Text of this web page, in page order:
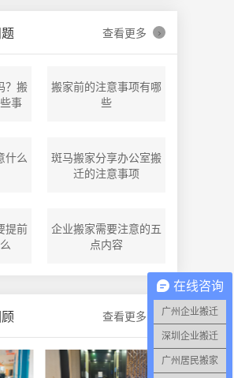
查看更多 ›
？搬
事
搬家前的注意事项有哪
些
什么
斑马搬家分享办公室搬
迁的注意事项
提前
企业搬家需要注意的五
点内容
查看更多
在线咨询
广州企业搬迁
深圳企业搬迁
广州居民搬家